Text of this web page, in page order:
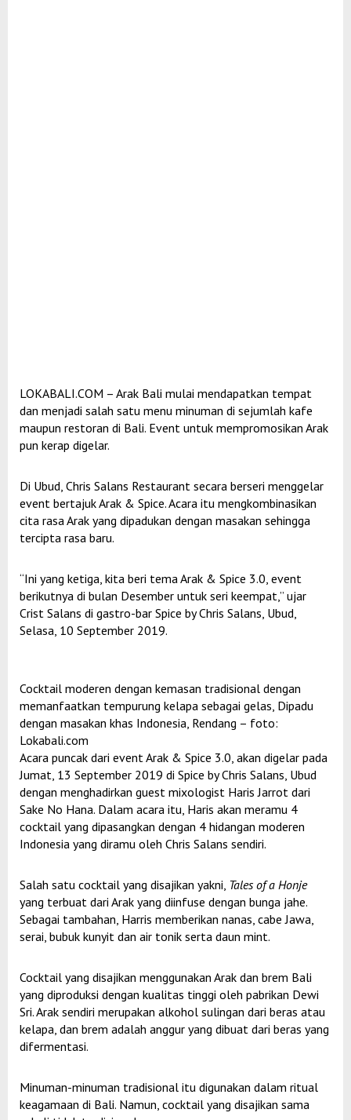
LOKABALI.COM – Arak Bali mulai mendapatkan tempat
dan menjadi salah satu menu minuman di sejumlah kafe
maupun restoran di Bali. Event untuk mempromosikan Arak
pun kerap digelar.
Di Ubud, Chris Salans Restaurant secara berseri menggelar
event bertajuk Arak & Spice. Acara itu mengkombinasikan
cita rasa Arak yang dipadukan dengan masakan sehingga
tercipta rasa baru.
“Ini yang ketiga, kita beri tema Arak & Spice 3.0, event
berikutnya di bulan Desember untuk seri keempat,” ujar
Crist Salans di gastro-bar Spice by Chris Salans, Ubud,
Selasa, 10 September 2019.
Cocktail moderen dengan kemasan tradisional dengan
memanfaatkan tempurung kelapa sebagai gelas, Dipadu
dengan masakan khas Indonesia, Rendang – foto:
Lokabali.com
Acara puncak dari event Arak & Spice 3.0, akan digelar pada
Jumat, 13 September 2019 di Spice by Chris Salans, Ubud
dengan menghadirkan guest mixologist Haris Jarrot dari
Sake No Hana. Dalam acara itu, Haris akan meramu 4
cocktail yang dipasangkan dengan 4 hidangan moderen
Indonesia yang diramu oleh Chris Salans sendiri.
Salah satu cocktail yang disajikan yakni, Tales of a Honje
yang terbuat dari Arak yang diinfuse dengan bunga jahe.
Sebagai tambahan, Harris memberikan nanas, cabe Jawa,
serai, bubuk kunyit dan air tonik serta daun mint.
Cocktail yang disajikan menggunakan Arak dan brem Bali
yang diproduksi dengan kualitas tinggi oleh pabrikan Dewi
Sri. Arak sendiri merupakan alkohol sulingan dari beras atau
kelapa, dan brem adalah anggur yang dibuat dari beras yang
difermentasi.
Minuman-minuman tradisional itu digunakan dalam ritual
keagamaan di Bali. Namun, cocktail yang disajikan sama